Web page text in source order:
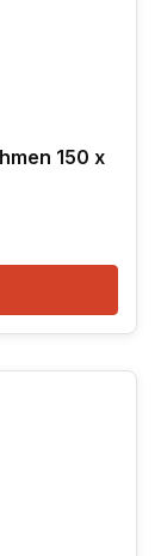
150 x